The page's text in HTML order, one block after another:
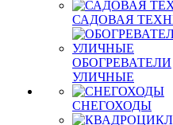
САДОВАЯ
ОБОГРЕВАТЕЛИ
УЛИЧНЫЕ
СНЕГОХОДЫ